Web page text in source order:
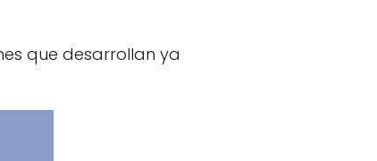
que desarrollan ya